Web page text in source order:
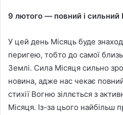
9 лютого — повний і сильний
У цей день Місяць буде
перигею, тобто до самої
Землі. Сила Місяця сильно
новина, адже нас чекає
стихії Вогню зіллється з
Місяця. Із-за цього